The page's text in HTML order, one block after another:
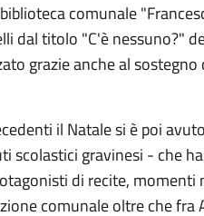
comunale
dal titolo "C'è nessuno?"
grazie anche al
il Natale si è poi
scolastici gravinesi - che
di recite,
comunale oltre che